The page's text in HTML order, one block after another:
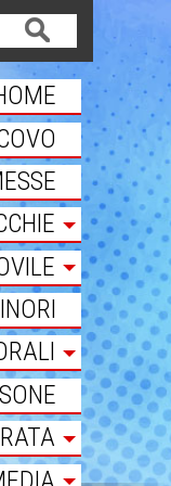
Cerca